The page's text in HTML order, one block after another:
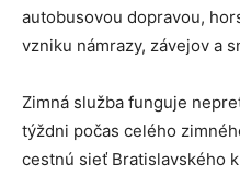
autobusovou dopravou,
vzniku námrazy, závejov a
Zimná služba funguje
týždni počas celého
cestnú sieť Bratislavského